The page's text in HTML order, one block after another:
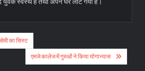
का सिस्ट
एमजे कालेज में गुरुओं ने किया योगाभ्यास